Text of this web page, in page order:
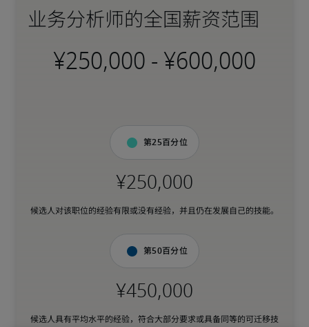
业务分析师​的全国薪资范围
-
第25百分位
候选人对该职位的经验有限或没有经验，并且仍在发展自己的技能。
第50百分位
候选人具有平均水平的经验，符合大部分要求或具备同等的可迁移技